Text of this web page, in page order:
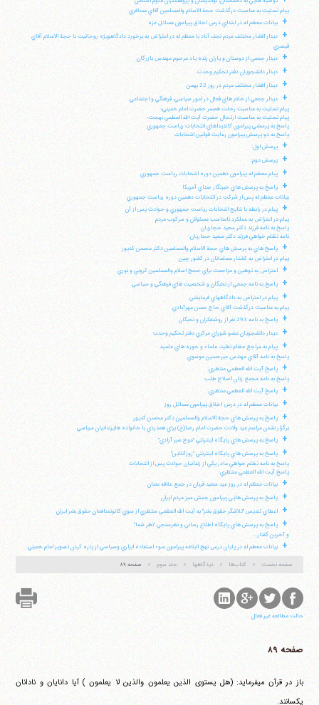
پيام تسليت به مناسبت درگذشت حجة الاسلام والمسلمين آقاي مسافري
+ بيانات معظم له در ابتداي درس اخلاق پيرامون مسائل غزه
+
ديدار اقشار مختلف مردم نجف آباد با معظم له در اعتراض به برخورد دادگاهويژه روحانيت با حجة الاسلام آقاي
قيصري
+ ديدار جمعي از دوستان و ياران زنده ياد مرحوم مهندس بازرگان
+ ديدار دانشجويان دفتر تحكيم وحدت
+ ديدار اقشار مختلف مردم در روز 22 بهمن
+
ديدار جمعي از خانم هاي فعال در امور سياسي، فرهنگي و اجتماعي
پيام تسليت به مناسبت رحلت همسر حضرت امام خميني؛
پيام تسليت به مناسبت ارتحال حضرت آيت الله العظمي بهجت؛
پاسخ به پرسشي پيرامون كانديداهاي انتخابات رياست جمهوري
پاسخ به دو پرسش پيرامون رعايت قوانين انتخابات
+ پرسش اول:
+ پرسش دوم:
+ پيام معظم له پيرامون دهمين دوره انتخابات رياست جمهوري
+
پاسخ به پرسش هاي خبرنگار صداي آمريكا
بيانات معظم له پس از شركت در انتخابات دهمين دوره رياست جمهوري
+
پيام در رابطه با نتايج انتخابات رياست جمهوري و حوادث پس از آن
پيام در اعتراض به عملكرد نامناسب مسئولان و سركوب مردم
پاسخ به نامه فرزند دكتر سعيد حجاريان
نامه تظلم خواهي فرزند دكتر سعيد حجاريان:
+
پاسخ هاي به پرسش هاي حجة الاسلام والمسلمين دكتر محسن كديور
پيام در اعتراض به كشتار مسلمانان در كشور چين
+ اعتراض به توهين و مزاحمت براي حجج اسلام والمسلمين كروبي و نوري
+ پاسخ به نامه جمعي از نخبگان و شخصيت هاي فرهنگي و سياسي
+
پيام در اعتراض به دادگاههاي فرمايشي
پيام به مناسبت درگذشت آقاي حاج حسن مهرآبادي
+ پاسخ به نامه 293 نفر از روشنفكران و نخبگان
+ ديدار دانشجويان عضو شوراي مركزي دفتر تحكيم وحدت
+
پيام به مراجع عظام تقليد، علماء و حوزه هاي علميه
پاسخ به نامه آقاي مهندس ميرحسين موسوي
+
پاسخ آيت الله العظمي منتظري:
پاسخ به نامه مجمع زنان اصلاح طلب
+ پاسخ آيت الله العظمي منتظري:
+ بيانات معظم له در درس اخلاق پيرامون مسائل روز
+
پاسخ به پرسش هاي حجة الاسلام والمسلمين دكتر محسن كديور
برگزار نشدن مراسم عيد ولادت حضرت امام رضا(ع) براي همدردي با خانواده هايزندانيان سياسي
+ پاسخ به پرسش هاي پايگاه اينترنتي "موج سبز آزادي"
+
پاسخ به پرسش هاي پايگاه اينترنتي "روزآنلاين"
پاسخ به نامه تظلم خواهي مادر يكي از زندانيان حوادث پس از انتخابات
پاسخ آيت الله العظمي منتظري:
+ بيانات معظم له در روز عيد سعيد قربان در جمع علاقه مندان
+ پاسخ به پرسش هايي پيرامون جنبش سبز مردم ايران
+ اعطاي تنديس "تلاشگر حقوق بشر" به آيت الله العظمي منتظري از سوي كانونمدافعان حقوق بشر ايران
+
پاسخ به پرسش هاي پايگاه اطلاع رساني و نظرسنجي "نظر شما"
و آخرين گفتار...
+ بيانات معظم له در پايان درس نهج البلاغه پيرامون سوء استفاده ابزاري وسياسي از پاره كردن تصوير امام خميني
صفحه نخست کتاب‌ها دیدگاهها جلد سوم صفحه ۸۹
حالت مطالعه غیر فعال
صفحه ۸۹
باز در قرآن می‎فرماید: (هل یستوی الذین یعلمون والذین لا یعلمون )آیا دانایان و نادانان
یکسانند.